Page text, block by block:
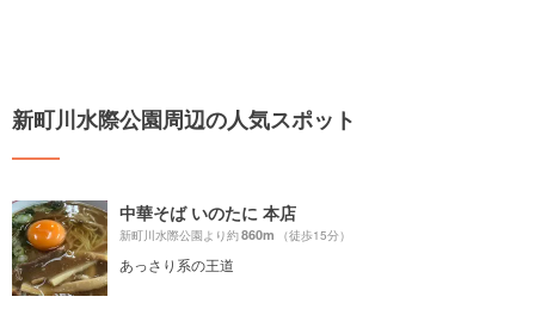
新町川水際公園周辺の人気スポット
中華そば いのたに 本店
新町川水際公園より約860m （徒歩15分）
あっさり系の王道